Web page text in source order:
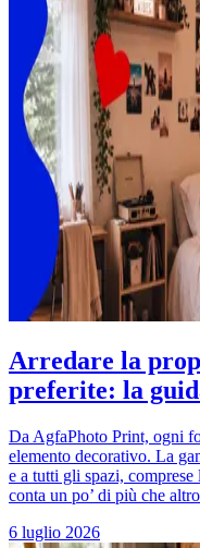
Arredare la
preferite: la
Da AgfaPhoto Print, ogni
elemento decorativo. La
e a tutti gli spazi,
conta un po’ di più che
6 luglio 2026